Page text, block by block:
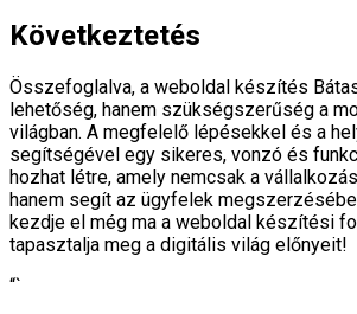
Következtetés
Összefoglalva, a weboldal készítés
lehetőség, hanem szükségszerűség a
világban. A megfelelő lépésekkel és a
segítségével egy sikeres, vonzó és
hozhat létre, amely nemcsak a
hanem segít az ügyfelek
kezdje el még ma a weboldal készítési
tapasztalja meg a digitális világ előnyeit!
“`